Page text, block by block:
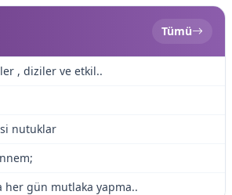
Tümü
, diziler ve etkil..
nutuklar
her gün mutlaka yapma..